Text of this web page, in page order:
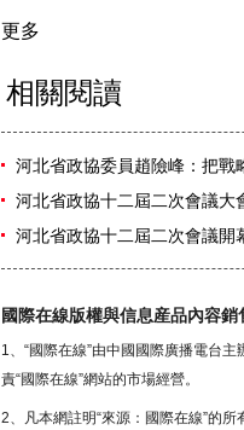
更多
相關閱讀
河北省政協委員趙險峰：把戰
河北省政協十二屆二次會議大
河北省政協十二屆二次會議開
國際在線版權與信息産品內容銷
1、“國際在線”由中國國際廣播電台
責“國際在線”網站的市場經營。
2、凡本網註明“來源：國際在線”的